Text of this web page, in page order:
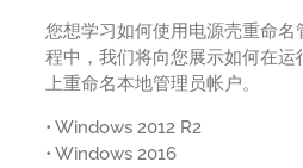
您想学习如何使用电源壳重命名
程中，我们将向您展示如何在
上重命名本地管理员帐户。
• Windows 2012 R2
• Windows 2016